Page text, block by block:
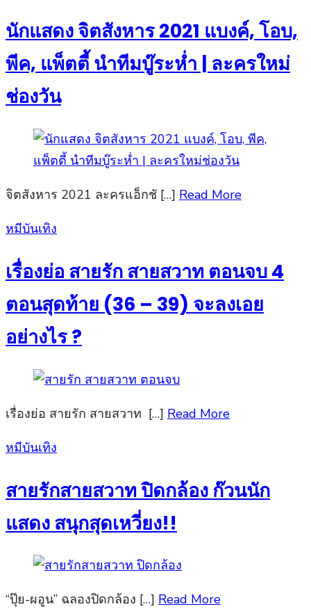
นักแสดง จิตสังหาร 2021 แบงค์, โอบ,
พีค, แพ็ตตี้ นำทีมบู๊ระห่ำ | ละครใหม่
ช่องวัน
จิตสังหาร 2021 ละครแอ็กชั […] Read More
Posted
หมีบันเทิง
เรื่องย่อ สายรัก สายสวาท ตอนจบ 4
ตอนสุดท้าย (36 – 39) จะลงเอย
อย่างไร ?
เรื่องย่อ สายรัก สายสวาท […] Read More
Posted
หมีบันเทิง
สายรักสายสวาท ปิดกล้อง ก๊วนนัก
แสดง สนุกสุดเหวี่ยง!!
“ปุ๊ย-ผอูน” ฉลองปิดกล้อง […] Read More